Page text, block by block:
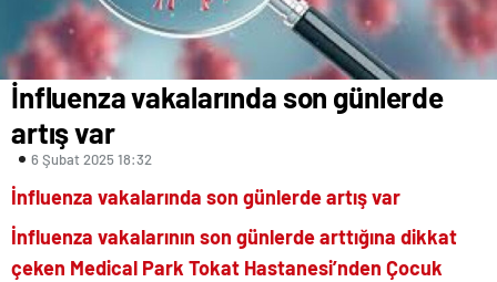
İnfluenza vakalarında son günlerde
artış var
6 Şubat 2025 18:32
İnfluenza vakalarında son günlerde artış var
İnfluenza vakalarının son günlerde arttığına dikkat
çeken Medical Park Tokat Hastanesi’nden Çocuk